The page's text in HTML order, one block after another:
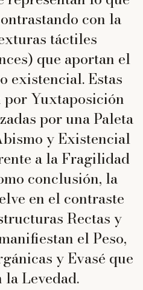
con la
táctiles
que aportan el
existencial. Estas
Yuxtaposición
por una Paleta
y Existencial
a la Fragilidad
conclusión, la
en el contraste
Rectas y
el Peso,
y Evasé que
Levedad.